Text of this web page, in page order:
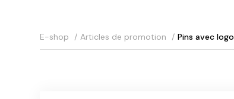
E-shop Articles de promotion Pins avec logo